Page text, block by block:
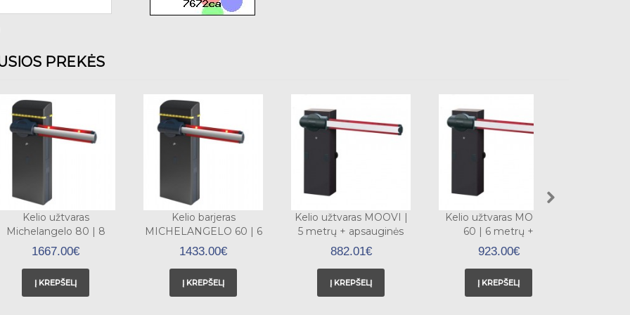
PREKĖS
Kelio užtvaras
Michelangelo 80 | 8
metrų + apsauginės
1667.00€
Į KREPŠELĮ
Kelio barjeras
MICHELANGELO 60 | 6
metrų + apsauginės
1433.00€
Į KREPŠELĮ
Kelio užtvaras MOOVI |
5 metrų + apsauginės
gumos
882.01€
Į KREPŠELĮ
Kelio užtvaras MOOVI
60 | 6 metrų +
apsauginės gumos
923.00€
Į KREPŠELĮ